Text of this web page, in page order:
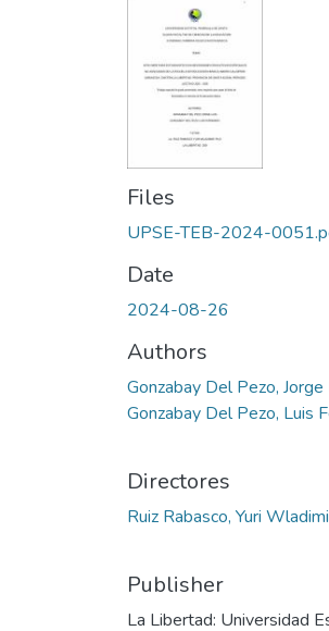
Files
UPSE-TEB-2024-
Date
2024-08-26
Authors
Gonzabay Del Pezo, Jorge
Gonzabay Del Pezo, Luis
Directores
Ruiz Rabasco, Yuri
Publisher
La Libertad: Universidad